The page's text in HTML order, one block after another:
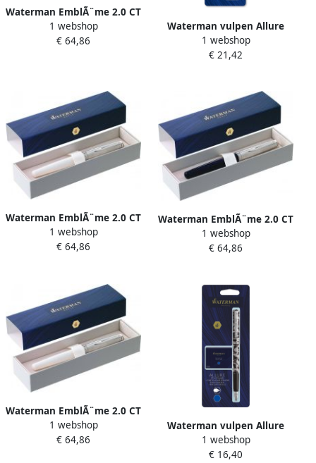
Waterman EmblÃ¨me 2.0 CT
vulpen medium punt rood
1 webshop
€ 64,86
Waterman vulpen Allure
pastel fijne punt op blister
geassorteerde kleuren
1 webshop
€ 21,42
Waterman EmblÃ¨me 2.0 CT
vulpen medium punt ivoor
1 webshop
€ 64,86
Waterman EmblÃ¨me 2.0 CT
vulpen fijne punt blauw
1 webshop
€ 64,86
Waterman EmblÃ¨me 2.0 CT
vulpen fijne punt ivoor
1 webshop
€ 64,86
Waterman vulpen Allure
camouflage fijne punt
inclusief 6 inktpatronen op
1 webshop
€ 16,40